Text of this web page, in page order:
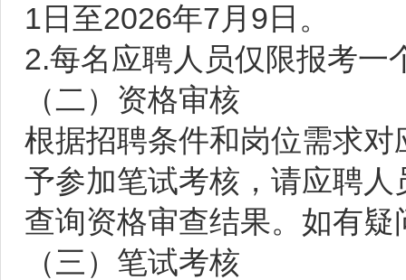
1日至2026年7月9日。
2.每名应聘人员仅限报考一
（二）资格审核
根据招聘条件和岗位需求
予参加笔试考核，请应聘
查询资格审查结果。如有
（三）笔试考核